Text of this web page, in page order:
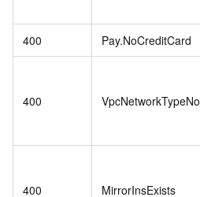
400 Pay.NoCreditCard
400
400 MirrorInsExists